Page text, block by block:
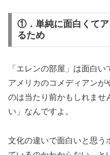
①．単純に面白くて
るため
「エレンの部屋」は面白い
アメリカのコメディアンが
のは当たり前かもしれませ
い」なんですよ。
文化の違いで面白いと思う